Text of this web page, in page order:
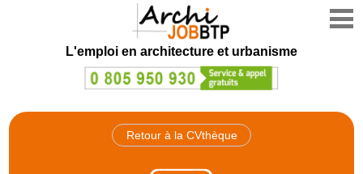
L'emploi en architecture et urbanisme
Retour à la CVthèque